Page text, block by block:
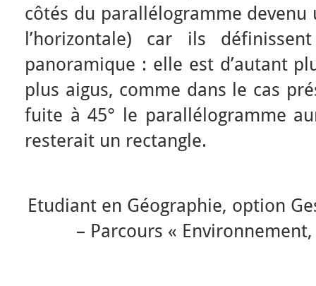
côtés du parallélogramme
l’horizontale) car ils
panoramique : elle est d’autant
plus aigus, comme dans le cas
fuite à 45° le parallélogramme
resterait un rectangle.
Etudiant en Géographie, option
– Parcours «